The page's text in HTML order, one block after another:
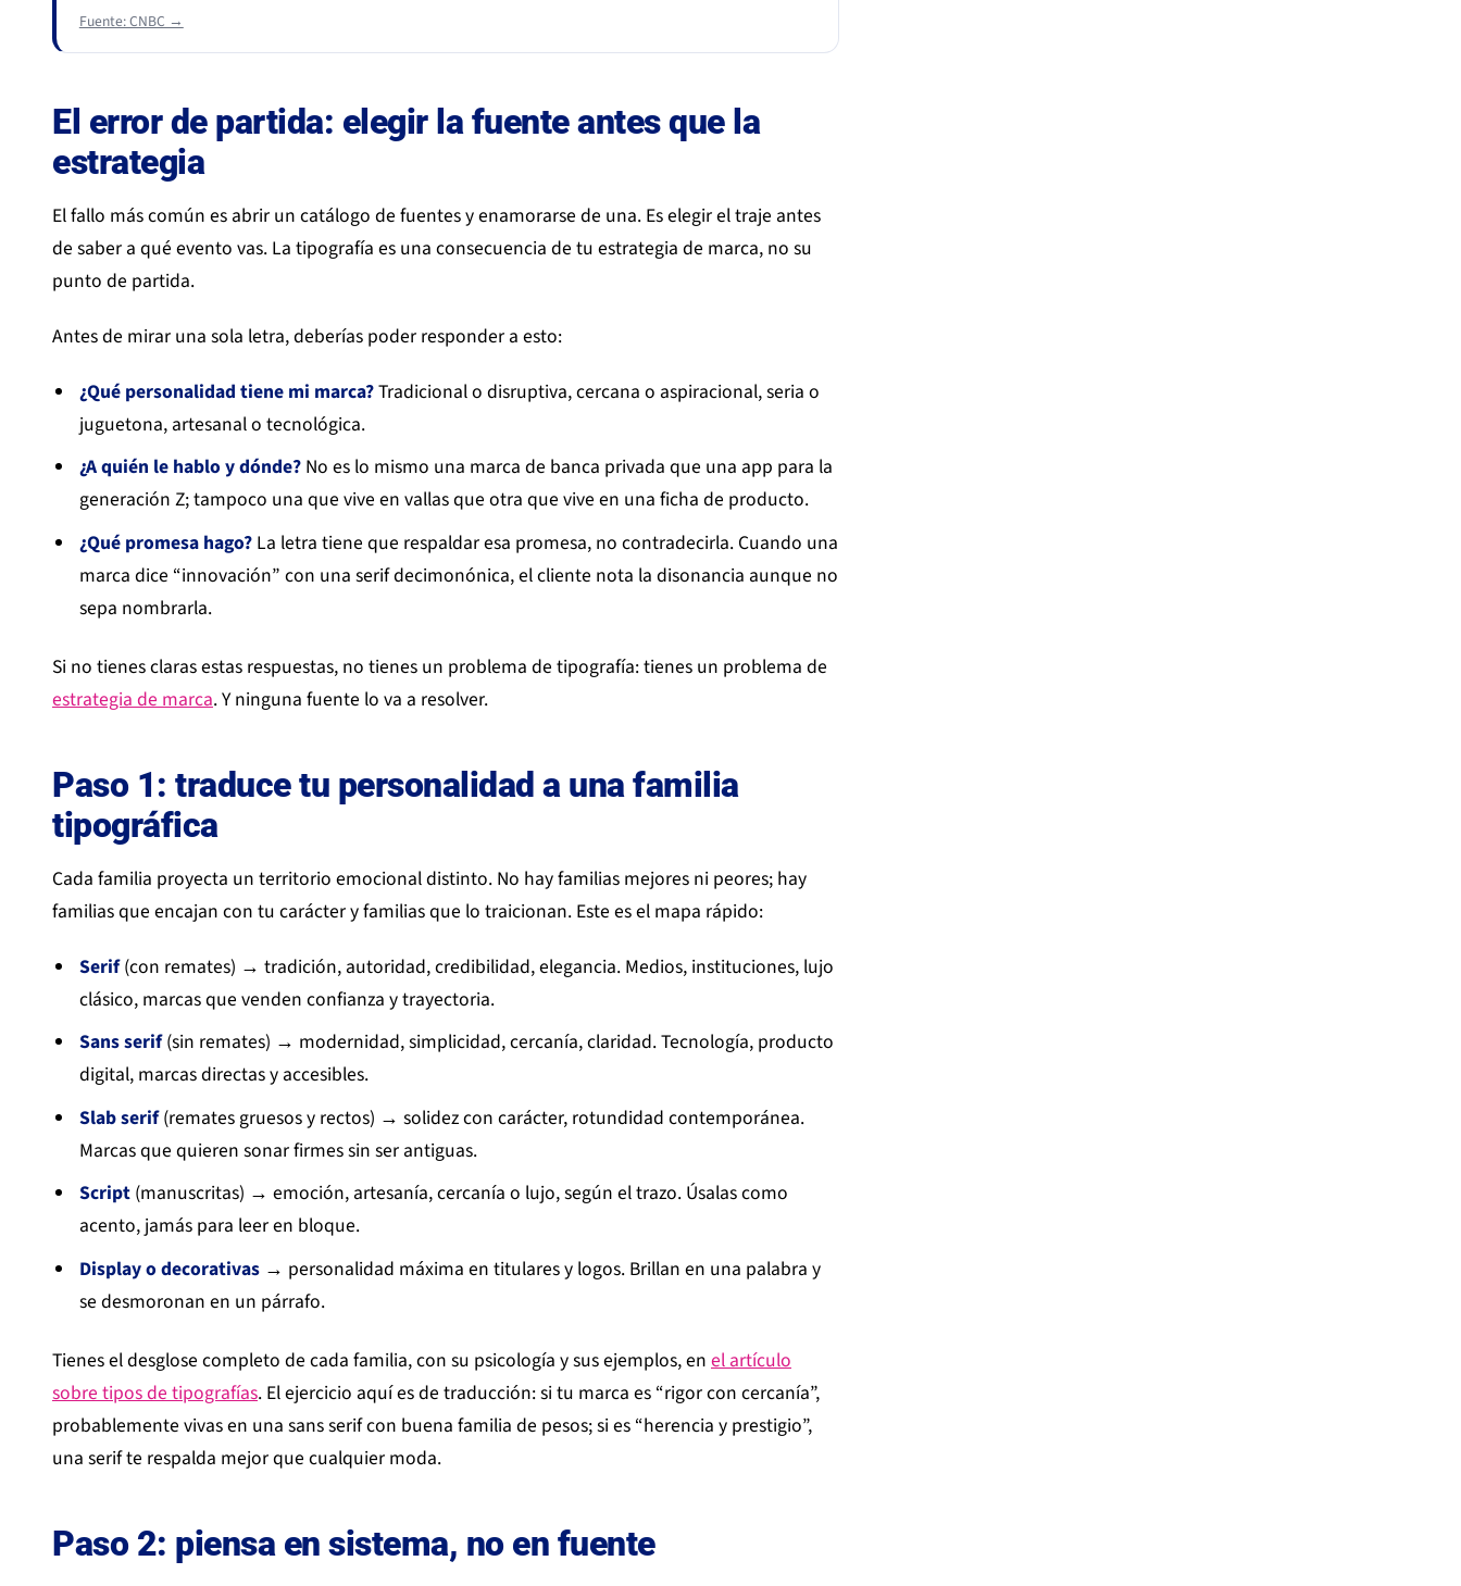
Fuente: CNBC →
El error de partida: elegir la fuente antes que la
estrategia
El fallo más común es abrir un catálogo de fuentes y enamorarse de una. Es elegir el traje antes
de saber a qué evento vas. La tipografía es una consecuencia de tu estrategia de marca, no su
punto de partida.
Antes de mirar una sola letra, deberías poder responder a esto:
¿Qué personalidad tiene mi marca?Tradicional o disruptiva, cercana o aspiracional, seria o
juguetona, artesanal o tecnológica.
¿A quién le hablo y dónde?No es lo mismo una marca de banca privada que una app para la
generación Z; tampoco una que vive en vallas que otra que vive en una ficha de producto.
¿Qué promesa hago?La letra tiene que respaldar esa promesa, no contradecirla. Cuando una
marca dice “innovación” con una serif decimonónica, el cliente nota la disonancia aunque no
sepa nombrarla.
Si no tienes claras estas respuestas, no tienes un problema de tipografía: tienes un problema de
estrategia de marca. Y ninguna fuente lo va a resolver.
Paso 1: traduce tu personalidad a una familia
tipográfica
Cada familia proyecta un territorio emocional distinto. No hay familias mejores ni peores; hay
familias que encajan con tu carácter y familias que lo traicionan. Este es el mapa rápido:
Serif(con remates) → tradición, autoridad, credibilidad, elegancia. Medios, instituciones, lujo
clásico, marcas que venden confianza y trayectoria.
Sans serif(sin remates) → modernidad, simplicidad, cercanía, claridad. Tecnología, producto
digital, marcas directas y accesibles.
Slab serif(remates gruesos y rectos) → solidez con carácter, rotundidad contemporánea.
Marcas que quieren sonar firmes sin ser antiguas.
Script(manuscritas) → emoción, artesanía, cercanía o lujo, según el trazo. Úsalas como
acento, jamás para leer en bloque.
Display o decorativas→ personalidad máxima en titulares y logos. Brillan en una palabra y
se desmoronan en un párrafo.
Tienes el desglose completo de cada familia, con su psicología y sus ejemplos, en el artículo
sobre tipos de tipografías. El ejercicio aquí es de traducción: si tu marca es “rigor con cercanía”,
probablemente vivas en una sans serif con buena familia de pesos; si es “herencia y prestigio”,
una serif te respalda mejor que cualquier moda.
Paso 2: piensa en sistema, no en fuente